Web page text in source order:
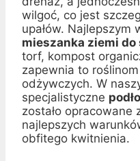
wilgoć, co jest
upałów. Najlepszym
mieszanka ziemi
torf, kompost
zapewnia to roślinom
odżywczych. W
specjalistyczne
zostało opracowane
najlepszych
obfitego kwitnienia.